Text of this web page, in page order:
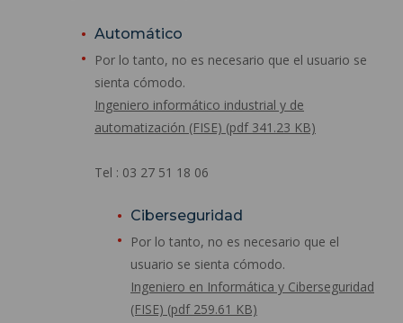
Automático
Por lo tanto, no es necesario que el usuario se
sienta cómodo.
Ingeniero informático industrial y de
automatización (FISE) (pdf 341.23 KB)
Tel : 03 27 51 18 06
Ciberseguridad
Por lo tanto, no es necesario que el
usuario se sienta cómodo.
Ingeniero en Informática y Ciberseguridad
(FISE) (pdf 259.61 KB)